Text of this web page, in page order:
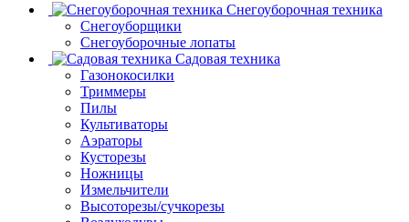
Снегоуборочная техника
Снегоуборщики
Снегоуборочные лопаты
Садовая техника
Газонокосилки
Триммеры
Пилы
Культиваторы
Аэраторы
Кусторезы
Ножницы
Измельчители
Высоторезы/сучкорезы